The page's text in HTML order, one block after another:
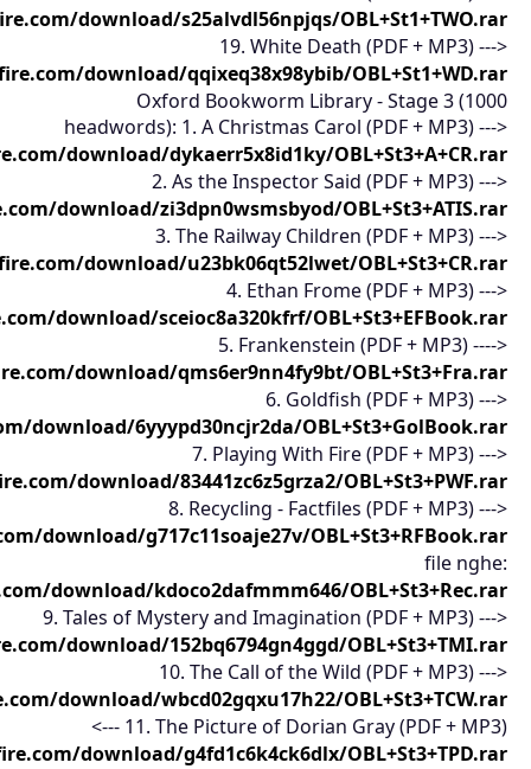
download/s25alvdl56npjqs/OBL+St1+TWO.rar
19. White Death (PDF + MP3) --->
download/qqixeq38x98ybib/OBL+St1+WD.rar
Oxford Bookworm Library - Stage 3 (1000
headwords): 1. A Christmas Carol (PDF + MP3) --->
download/dykaerr5x8id1ky/OBL+St3+A+CR.rar
2. As the Inspector Said (PDF + MP3) --->
download/zi3dpn0wsmsbyod/OBL+St3+ATIS.rar
3. The Railway Children (PDF + MP3) --->
download/u23bk06qt52lwet/OBL+St3+CR.rar
4. Ethan Frome (PDF + MP3) --->
download/sceioc8a320kfrf/OBL+St3+EFBook.rar
5. Frankenstein (PDF + MP3) ---->
download/qms6er9nn4fy9bt/OBL+St3+Fra.rar
6. Goldfish (PDF + MP3) --->
download/6yyypd30ncjr2da/OBL+St3+GolBook.rar
7. Playing With Fire (PDF + MP3) --->
download/83441zc6z5grza2/OBL+St3+PWF.rar
8. Recycling - Factfiles (PDF + MP3) --->
download/g717c11soaje27v/OBL+St3+RFBook.rar
file nghe:
download/kdoco2dafmmm646/OBL+St3+Rec.rar
9. Tales of Mystery and Imagination (PDF + MP3) --->
download/152bq6794gn4ggd/OBL+St3+TMI.rar
10. The Call of the Wild (PDF + MP3) --->
download/wbcd02gqxu17h22/OBL+St3+TCW.rar
11. The Picture of Dorian Gray (PDF + MP3) --->
download/g4fd1c6k4ck6dlx/OBL+St3+TPD.rar